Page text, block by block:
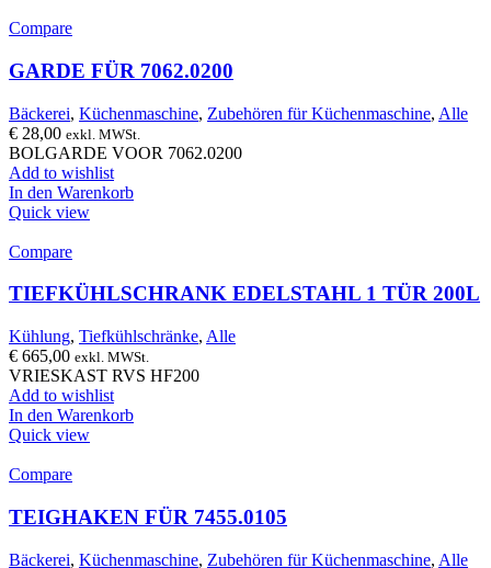
Compare
GARDE FÜR 7062.0200
Bäckerei, Küchenmaschine, Zubehören für Küchenmaschine, Alle
€ 28,00 exkl. MWSt.
BOLGARDE VOOR 7062.0200
Add to wishlist
In den Warenkorb
Quick view
Compare
TIEFKÜHLSCHRANK EDELSTAHL 1 TÜR 200L
Kühlung, Tiefkühlschränke, Alle
€ 665,00 exkl. MWSt.
VRIESKAST RVS HF200
Add to wishlist
In den Warenkorb
Quick view
Compare
TEIGHAKEN FÜR 7455.0105
Bäckerei, Küchenmaschine, Zubehören für Küchenmaschine, Alle